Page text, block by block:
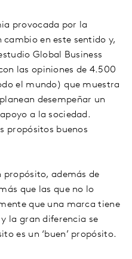
provocada por la
cambio en este sentido y,
Global Business
las opiniones de 4.500
el mundo) que muestra
desempeñar un
a la sociedad.
propósitos buenos
propósito, además de
que las que no lo
que una marca tiene
la gran diferencia se
es un ‘buen’ propósito.